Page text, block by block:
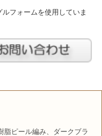
フォームを使用していま
脂ピール編み、ダークブラ